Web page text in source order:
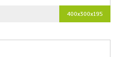
400x300x195